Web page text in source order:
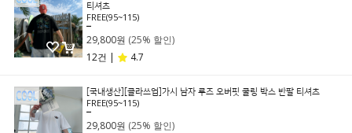
티셔츠
FREE(95~115)
29,800원 (25% 할인)
12건 |
4.7
[국내생산][클라쓰업]가시 남자 루즈 오버핏 쿨링 박스 반팔 티셔츠
FREE(95~115)
29,800원 (25% 할인)